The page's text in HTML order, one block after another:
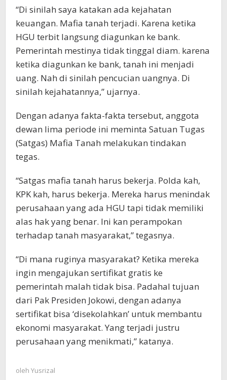
“Di sinilah saya katakan ada kejahatan
keuangan. Mafia tanah terjadi. Karena ketika
HGU terbit langsung diagunkan ke bank.
Pemerintah mestinya tidak tinggal diam. karena
ketika diagunkan ke bank, tanah ini menjadi
uang. Nah di sinilah pencucian uangnya. Di
sinilah kejahatannya,” ujarnya.
Dengan adanya fakta-fakta tersebut, anggota
dewan lima periode ini meminta Satuan Tugas
(Satgas) Mafia Tanah melakukan tindakan
tegas.
“Satgas mafia tanah harus bekerja. Polda kah,
KPK kah, harus bekerja. Mereka harus menindak
perusahaan yang ada HGU tapi tidak memiliki
alas hak yang benar. Ini kan perampokan
terhadap tanah masyarakat,” tegasnya.
“Di mana ruginya masyarakat? Ketika mereka
ingin mengajukan sertifikat gratis ke
pemerintah malah tidak bisa. Padahal tujuan
dari Pak Presiden Jokowi, dengan adanya
sertifikat bisa ‘disekolahkan’ untuk membantu
ekonomi masyarakat. Yang terjadi justru
perusahaan yang menikmati,” katanya.
oleh Yusrizal